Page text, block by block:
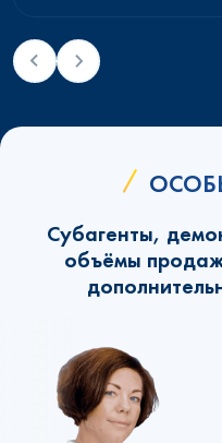
Субагенты,
объёмы